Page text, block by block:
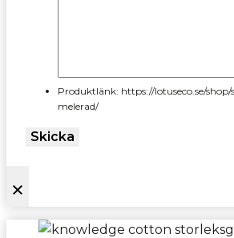
Produktlänk: https://lotuseco.se/
melerad/
Skicka